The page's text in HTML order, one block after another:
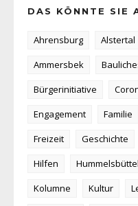
DAS KÖNNTE SIE
Ahrensburg Alstertal
Ammersbek
Bürgerinitiative
Engagement
Familie
Freizeit
Geschichte
Hilfen
Hummelsbüttel
Kolumne
Kultur